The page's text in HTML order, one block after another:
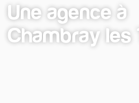
Une agence à
Chambray les